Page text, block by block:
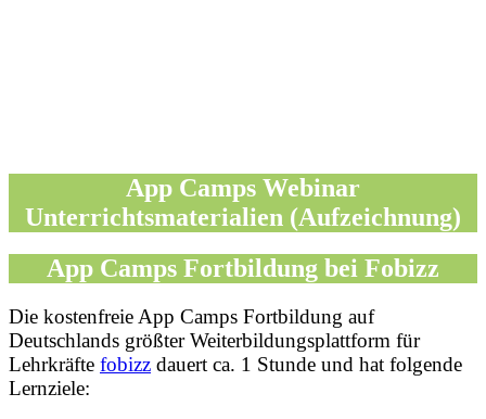
App Camps Webinar
Unterrichtsmaterialien (Aufzeichnung)
App Camps Fortbildung bei Fobizz
Die kostenfreie App Camps Fortbildung auf
Deutschlands größter Weiterbildungsplattform für
Lehrkräfte fobizz dauert ca. 1 Stunde und hat folgende
Lernziele: